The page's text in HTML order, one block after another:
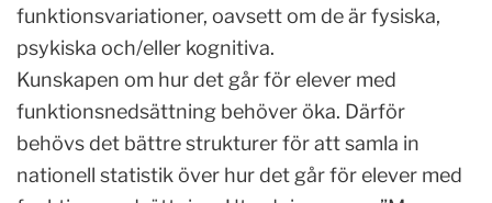
funktionsvariationer, oavsett om de är fysiska,
psykiska och/eller kognitiva.
Kunskapen om hur det går för elever med
funktionsnedsättning behöver öka. Därför
behövs det bättre strukturer för att samla in
nationell statistik över hur det går för elever med